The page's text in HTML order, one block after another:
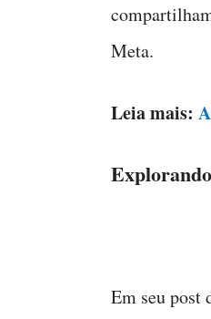
Meta.
Leia mais:
Em seu post